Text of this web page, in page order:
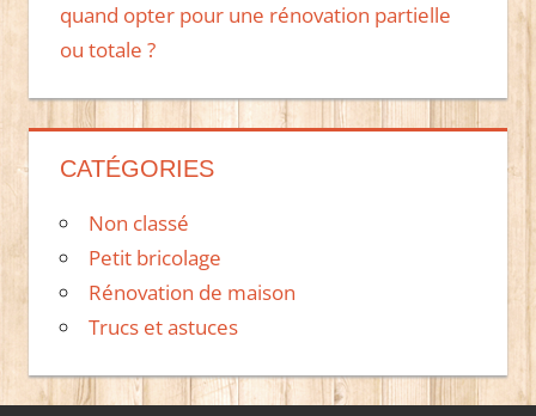
quand opter pour une rénovation partielle
ou totale ?
CATÉGORIES
Non classé
Petit bricolage
Rénovation de maison
Trucs et astuces